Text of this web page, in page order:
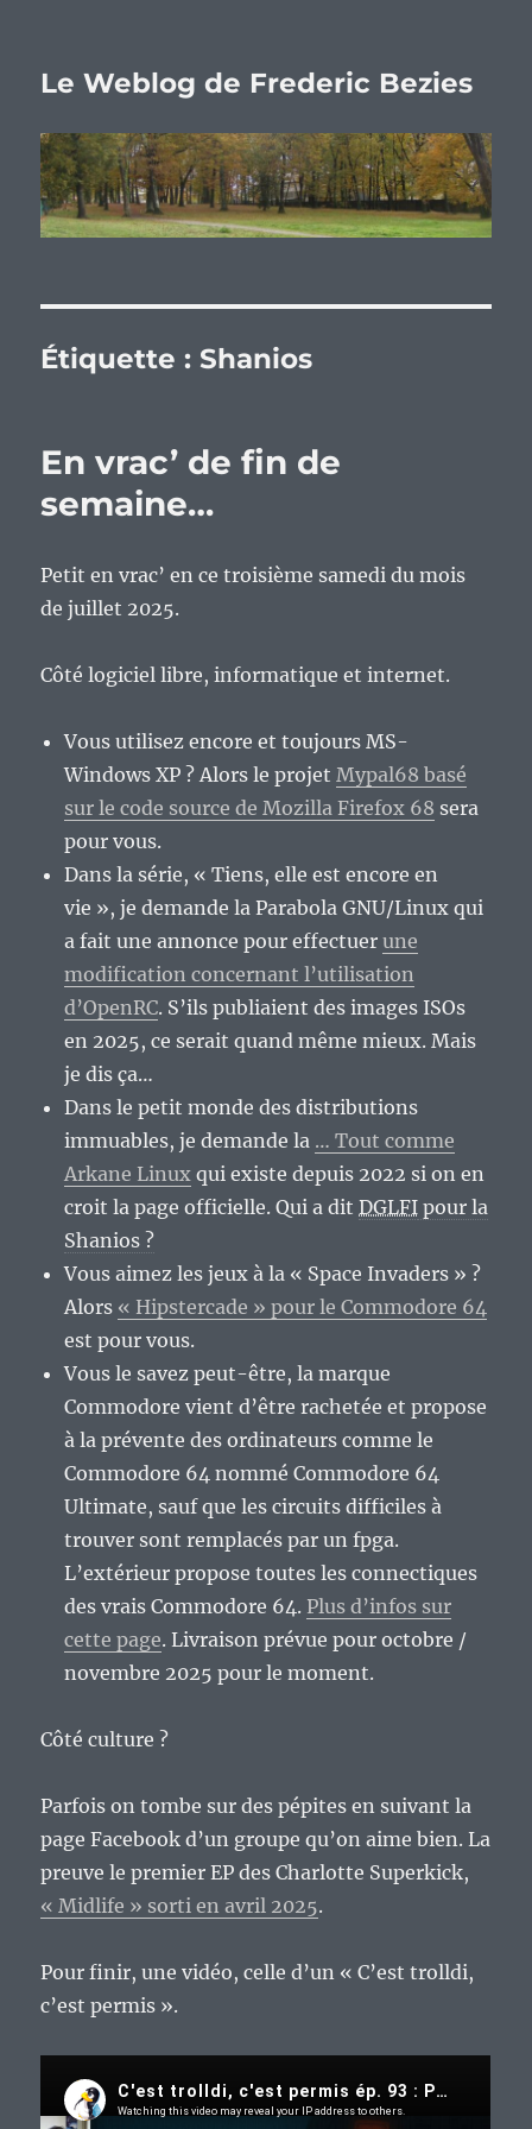
Le Weblog de Frederic Bezies
Étiquette : Shanios
En vrac’ de fin de
semaine…
Petit en vrac’ en ce troisième samedi du mois
de juillet 2025.
Côté logiciel libre, informatique et internet.
Vous utilisez encore et toujours MS-
Windows XP ? Alors le projetMypal68 basé
sur le code source de Mozilla Firefox 68 sera
pour vous.
Dans la série, « Tiens, elle est encore en
vie », je demande la Parabola GNU/Linux qui
a fait une annonce pour effectuerune
modification concernant l’utilisation
d’OpenRC. S’ils publiaient des images ISOs
en 2025, ce serait quand même mieux. Mais
je dis ça…
Dans le petit monde des distributions
immuables, je demande la … Tout comme
Arkane Linux qui existe depuis 2022 si on en
croit la page officielle. Qui a ditDGLFI pour la
Shanios ?
Vous aimez les jeux à la « Space Invaders » ?
Alors « Hipstercade » pour le Commodore 64
est pour vous.
Vous le savez peut-être, la marque
Commodore vient d’être rachetée et propose
à la prévente des ordinateurs comme le
Commodore 64 nommé Commodore 64
Ultimate, sauf que les circuits difficiles à
trouver sont remplacés par un fpga.
L’extérieur propose toutes les connectiques
des vrais Commodore 64. Plus d’infos sur
cette page. Livraison prévue pour octobre /
novembre 2025 pour le moment.
Côté culture ?
Parfois on tombe sur des pépites en suivant la
page Facebook d’un groupe qu’on aime bien. La
preuve le premier EP des Charlotte Superkick,
« Midlife » sorti en avril 2025.
Pour finir, une vidéo, celle d’un « C’est trolldi,
c’est permis ».